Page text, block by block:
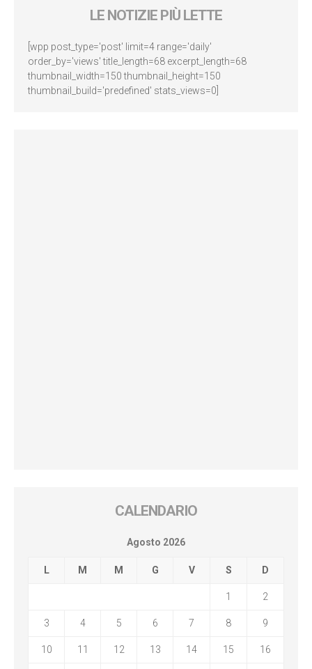
LE NOTIZIE PIÙ LETTE
[wpp post_type='post' limit=4 range='daily'
order_by='views' title_length=68 excerpt_length=68
thumbnail_width=150 thumbnail_height=150
thumbnail_build='predefined' stats_views=0]
CALENDARIO
Agosto 2026
L M M G V S D
1 2
3 4 5 6 7 8 9
10 11 12 13 14 15 16